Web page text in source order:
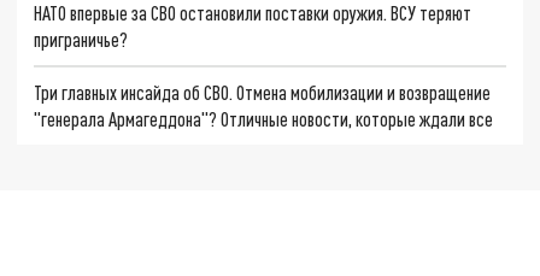
НАТО впервые за СВО остановили поставки оружия. ВСУ теряют
приграничье?
Три главных инсайда об СВО. Отмена мобилизации и возвращение
"генерала Армагеддона"? Отличные новости, которые ждали все